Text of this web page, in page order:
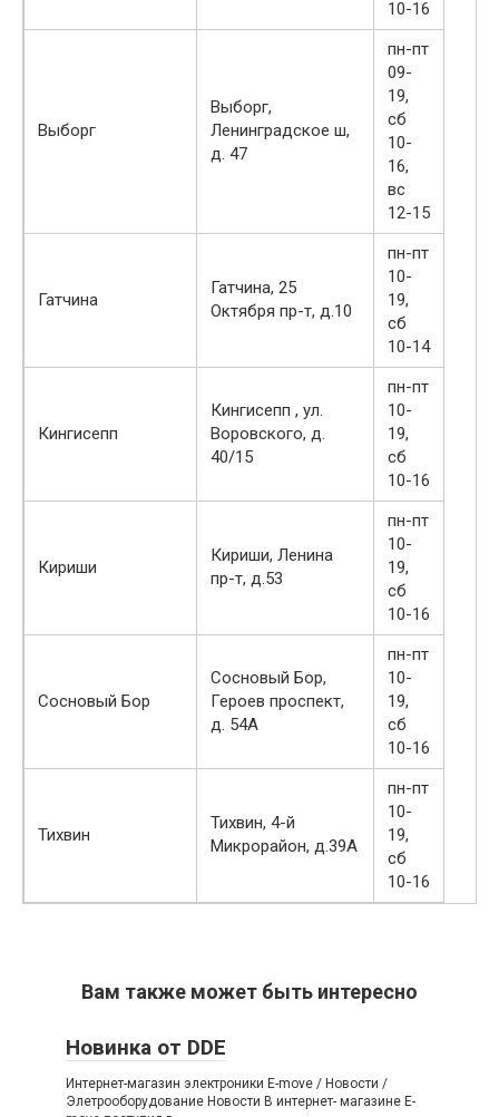
10-16
Выборг
Выборг,
Ленинградское ш,
д. 47
пн-пт
09-
19,
сб
10-
16,
вс
12-15
Гатчина
Гатчина, 25
Октября пр-т, д.10
пн-пт
10-
19,
сб
10-14
Кингисепп
Кингисепп , ул.
Воровского, д.
40/15
пн-пт
10-
19,
сб
10-16
Кириши
Кириши, Ленина
пр-т, д.53
пн-пт
10-
19,
сб
10-16
Сосновый Бор
Сосновый Бор,
Героев проспект,
д. 54А
пн-пт
10-
19,
сб
10-16
Тихвин
Тихвин, 4-й
Микрорайон, д.39А
пн-пт
10-
19,
сб
10-16
Вам также может быть интересно
Новинка от DDE
Интернет-магазин электроники E-move / Новости /
Элетрооборудование Новости В интернет- магазине E-